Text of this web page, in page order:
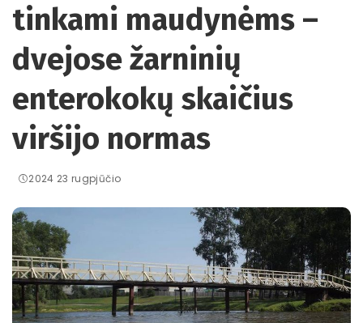
tinkami maudynėms –
dvejose žarninių
enterokokų skaičius
viršijo normas
2024 23 rugpjūčio